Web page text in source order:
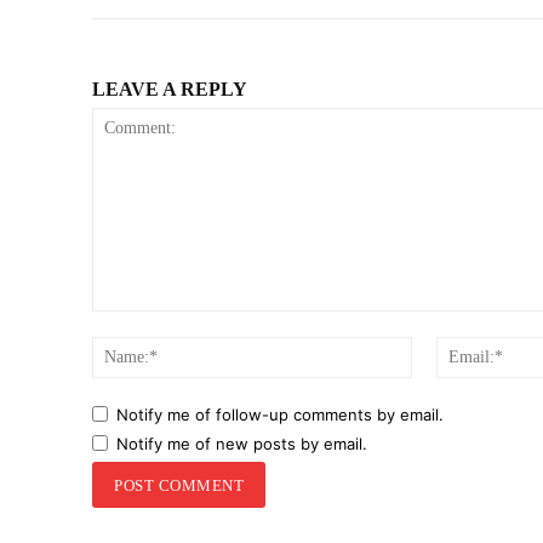
LEAVE A REPLY
Name:*
Notify me of follow-up comments by email.
Notify me of new posts by email.